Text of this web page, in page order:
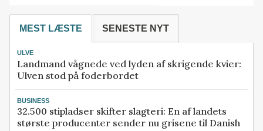
MEST LÆSTE SENESTE NYT
ULVE
Landmand vågnede ved lyden af skrigende kvier:
Ulven stod på foderbordet
BUSINESS
32.500 stipladser skifter slagteri: En af landets
største producenter sender nu grisene til Danish